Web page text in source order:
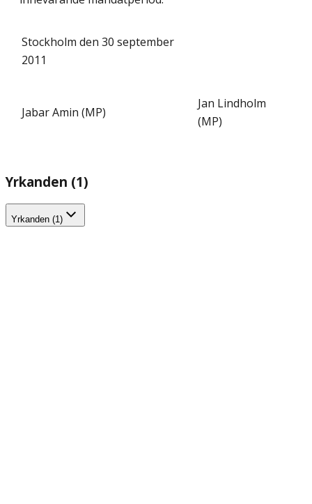
Stockholm den 30 september
2011
Jabar Amin (MP)
Jan Lindholm
(MP)
Yrkanden (1)
Yrkanden (1)